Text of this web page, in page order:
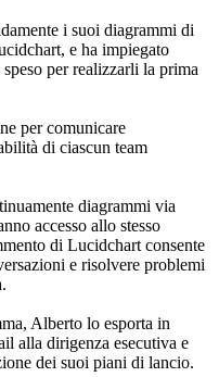
i suoi diagrammi di
e ha impiegato
per realizzarli la prima
per comunicare
di ciascun team
diagrammi via
accesso allo stesso
di Lucidchart consente
e risolvere problemi
Alberto lo esporta in
alla dirigenza esecutiva e
dei suoi piani di lancio.